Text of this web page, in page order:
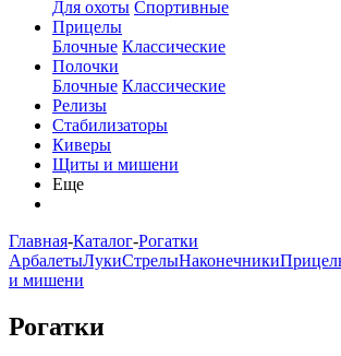
Для охоты Спортивные
Прицелы
Блочные Классические
Полочки
Блочные Классические
Релизы
Стабилизаторы
Киверы
Щиты и мишени
Еще
Главная-Каталог-Рогатки
АрбалетыЛукиСтрелыНаконечники
и мишени
Рогатки